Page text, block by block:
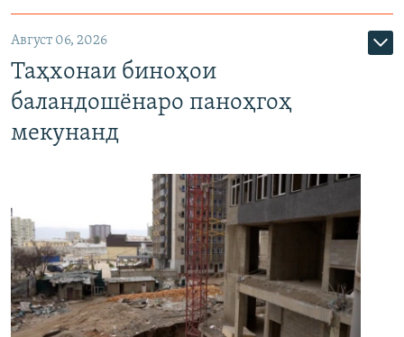
Август 06, 2026
Таҳхонаи биноҳои
баландошёнаро паноҳгоҳ
мекунанд